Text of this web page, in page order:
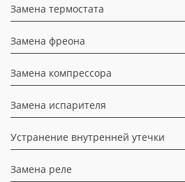
Замена термостата
Замена фреона
Замена компрессора
Замена испарителя
Устранение внутренней утечки
Замена реле